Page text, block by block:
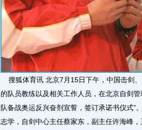
搜狐体育讯 北京7月15日下午，中国击剑
的队员教练以及相关工作人员，在北京自剑
队备战奥运反兴奋剂宣誓，签订承诺书仪式”
志学，自剑中心主任蔡家东，副主任许海峰